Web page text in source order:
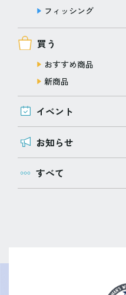
フィッシング
買う
おすすめ商品
新商品
イベント
お知らせ
すべて